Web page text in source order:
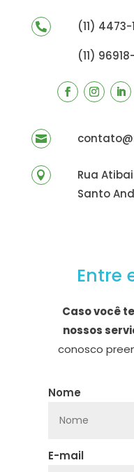

(11) 4473-
(11)


Rua
Santo
Entre
Caso você
nossos
conosco
Nome
E-mail